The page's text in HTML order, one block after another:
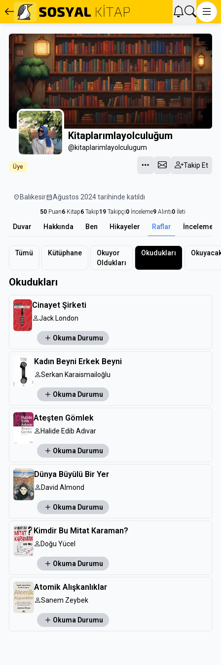
Kitaplarımlayolculuğum
@kitaplarimlayolculugum
Takip Et
Üye
location_on Balıkesircalendar_monthAğustos 2024 tarihinde katıldı
50Puan6Kitap6Takip19Takipçi0İnceleme9Alıntı0İleti
Duvar Hakkında Ben Hikayeler Raflar
Tümü Kütüphane
Okuyor
Oldukları
Okudukları
Okudukları
Cinayet Şirketi
Jack London
Okuma Durumu
Kadın Beyni Erkek Beyni
Serkan Karaismailoğlu
Okuma Durumu
Ateşten Gömlek
Halide Edib Adıvar
Okuma Durumu
Dünya Büyülü Bir Yer
David Almond
Okuma Durumu
Kimdir Bu Mitat Karaman?
Doğu Yücel
Okuma Durumu
Atomik Alışkanlıklar
Sanem Zeybek
Okuma Durumu